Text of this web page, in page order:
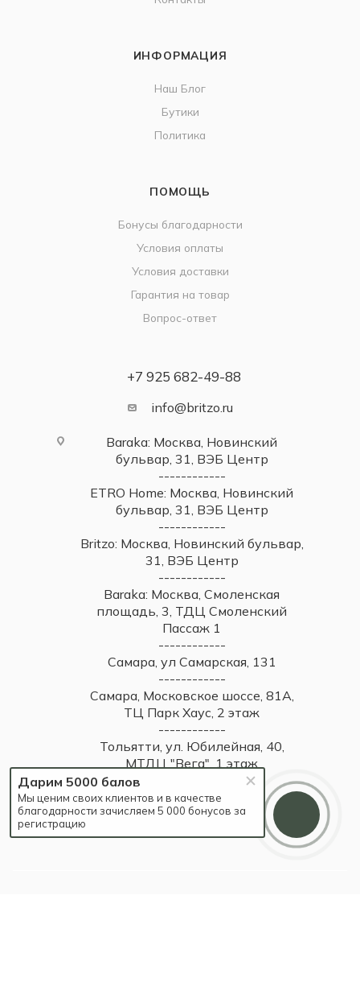
ИНФОРМАЦИЯ
Наш Блог
Бутики
Политика
ПОМОЩЬ
Бонусы благодарности
Условия оплаты
Условия доставки
Гарантия на товар
Вопрос-ответ
+7 925 682-49-88
info@britzo.ru
Baraka: Москва, Новинский
бульвар, 31, ВЭБ Центр
------------
ETRO Home: Москва, Новинский
бульвар, 31, ВЭБ Центр
------------
Britzo: Москва, Новинский бульвар,
31, ВЭБ Центр
------------
Baraka: Москва, Смоленская
площадь, 3, ТДЦ Смоленский
Пассаж 1
------------
Самара, ул Самарская, 131
------------
Самара, Московское шоссе, 81А,
ТЦ Парк Хаус, 2 этаж
------------
Тольятти, ул. Юбилейная, 40,
МТДЦ "Вега", 1 этаж
Дарим 5000 балов
Мы ценим своих клиентов и в качестве
благодарности зачисляем 5 000 бонусов за
регистрацию